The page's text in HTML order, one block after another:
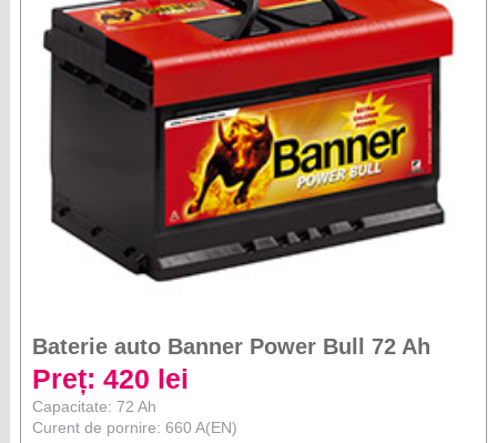
Baterie auto Banner Power Bull 72 Ah
Preț: 420 lei
Capacitate: 72 Ah
Curent de pornire: 660 A(EN)